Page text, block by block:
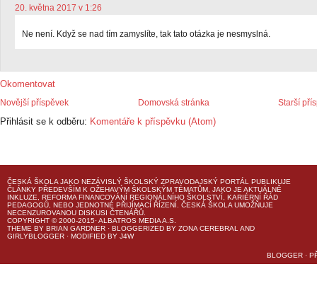
20. května 2017 v 1:26
Ne není. Když se nad tím zamyslíte, tak tato otázka je nesmyslná.
Okomentovat
Novější příspěvek Starší
Domovská stránka
Přihlásit se k odběru: Komentáře k příspěvku (Atom)
ČESKÁ ŠKOLA JAKO NEZÁVISLÝ ŠKOLSKÝ ZPRAVODAJSKÝ PORTÁL PUBLIKUJE
ČLÁNKY PŘEDEVŠÍM K OŽEHAVÝM ŠKOLSKÝM TÉMATŮM, JAKO JE AKTUÁLNĚ
INKLUZE, REFORMA FINANCOVÁNÍ REGIONÁLNÍHO ŠKOLSTVÍ, KARIÉRNÍ ŘÁD
PEDAGOGŮ, NEBO JEDNOTNÉ PŘIJÍMACÍ ŘÍZENÍ. ČESKÁ ŠKOLA UMOŽŇUJE
NECENZUROVANOU DISKUSI ČTENÁŘŮ.
COPYRIGHT © 2000-2015· ALBATROS MEDIA A.S.
THEME BY BRIAN GARDNER · BLOGGERIZED BY ZONA CEREBRAL AND
GIRLYBLOGGER · MODIFIED BY J4W
BLOGGER ·